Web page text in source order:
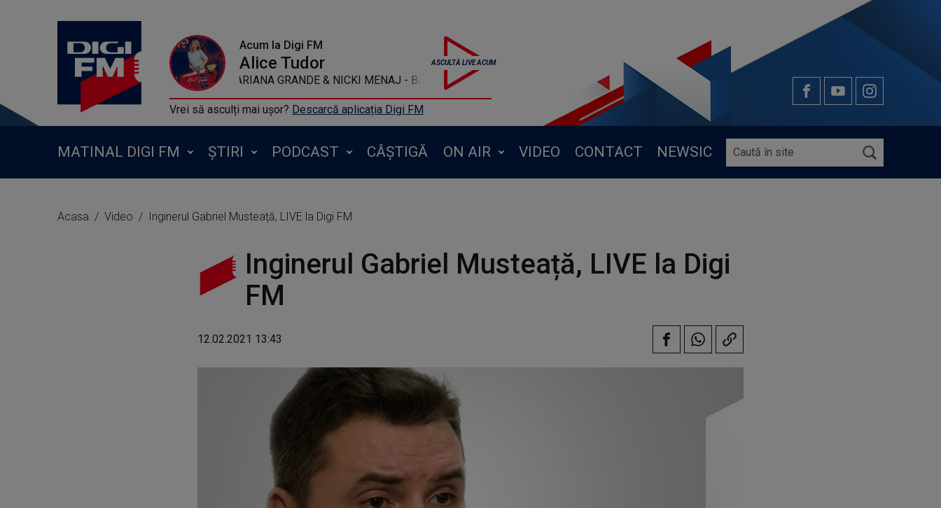
Acum la Digi FM
Alice Tudor
JESSIE J FT ARIANA GRANDE & NICKI MENAJ - Bang Bang
Vrei să asculți mai ușor? Descarcă aplicația Digi FM
MATINAL DIGI FM ȘTIRI PODCAST CÂȘTIGĂ ON AIR VIDEO CONTACT NEWSIC
Acasa Video Inginerul Gabriel Musteață, LIVE la Digi FM
Inginerul Gabriel Musteață, LIVE la Digi
FM
12.02.2021 13:43